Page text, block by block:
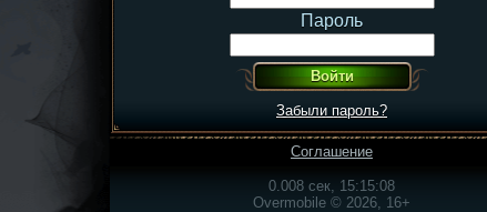
Пароль
Забыли пароль?
Соглашение
0.008 сек, 15:15:08
Overmobile © 2026, 16+